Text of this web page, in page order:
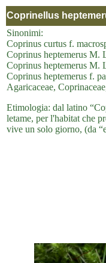
Coprinellus
Sinonimi:
Coprinus curtus f.
Coprinus heptemerus
Coprinus heptemerus M.
Coprinus heptemerus f.
Agaricaceae,
Etimologia: dal latino
letame, per l'habitat che
vive un solo giorno, (da